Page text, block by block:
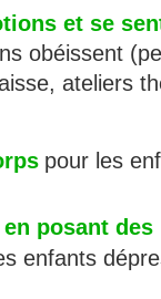
et se
obéissent
ateliers
pour les
posant
enfants